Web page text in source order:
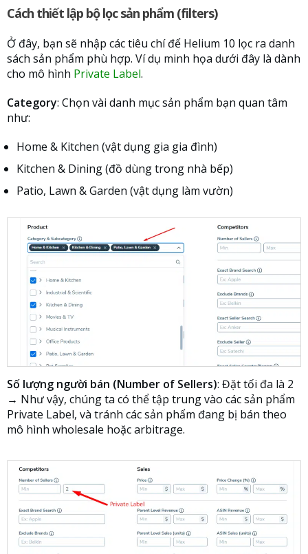
Cách thiết lập bộ lọc sản phẩm (filters)
Ở đây, bạn sẽ nhập các tiêu chí để Helium 10 lọc ra danh
sách sản phẩm phù hợp. Ví dụ minh họa dưới đây là dành
cho mô hình Private Label.
Category: Chọn vài danh mục sản phẩm bạn quan tâm
như:
Home & Kitchen (vật dụng gia gia đình)
Kitchen & Dining (đồ dùng trong nhà bếp)
Patio, Lawn & Garden (vật dụng làm vườn)
Số lượng người bán (Number of Sellers): Đặt tối đa là 2
→ Như vậy, chúng ta có thể tập trung vào các sản phẩm
Private Label, và tránh các sản phẩm đang bị bán theo
mô hình wholesale hoặc arbitrage.